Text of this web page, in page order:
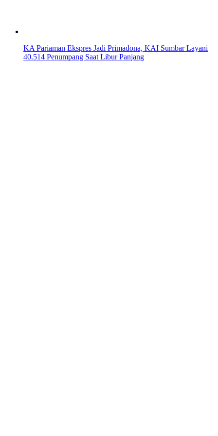
KA Pariaman Ekspres Jadi Primadona, KAI Sumbar Layani
40.514 Penumpang Saat Libur Panjang